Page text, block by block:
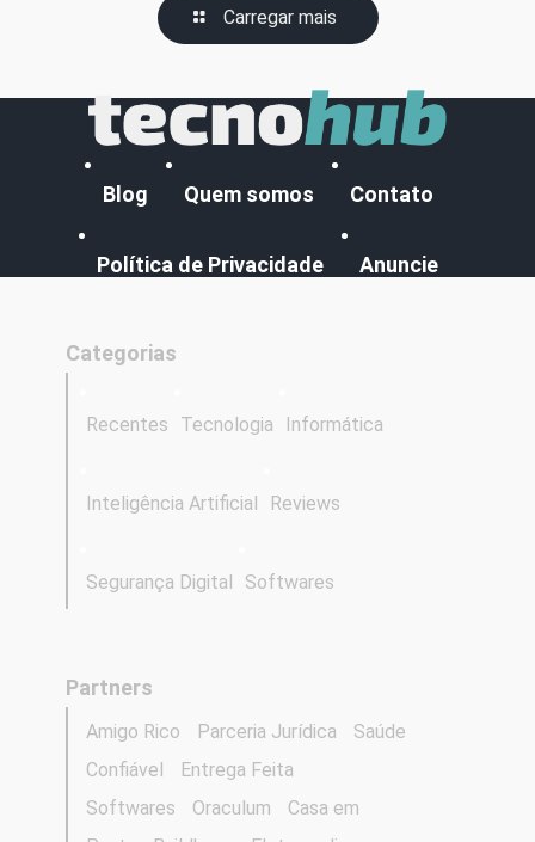
Carregar mais
Blog Quem somos Contato
Política de Privacidade Anuncie
Categorias
Recentes Tecnologia Informática
Inteligência Artificial Reviews
Segurança Digital Softwares
Partners
Amigo Rico Parceria Jurídica
Saúde
Confiável
Entrega Feita
Softwares
Oraculum
Casa em